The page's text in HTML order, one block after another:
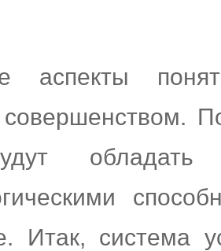
аспекты
обладать
Итак, система